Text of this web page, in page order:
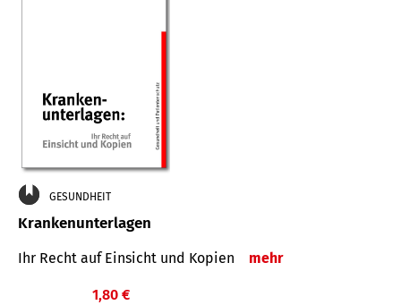
GESUNDHEIT
Krankenunterlagen
Ihr Recht auf Einsicht und Kopien mehr
1,80 €